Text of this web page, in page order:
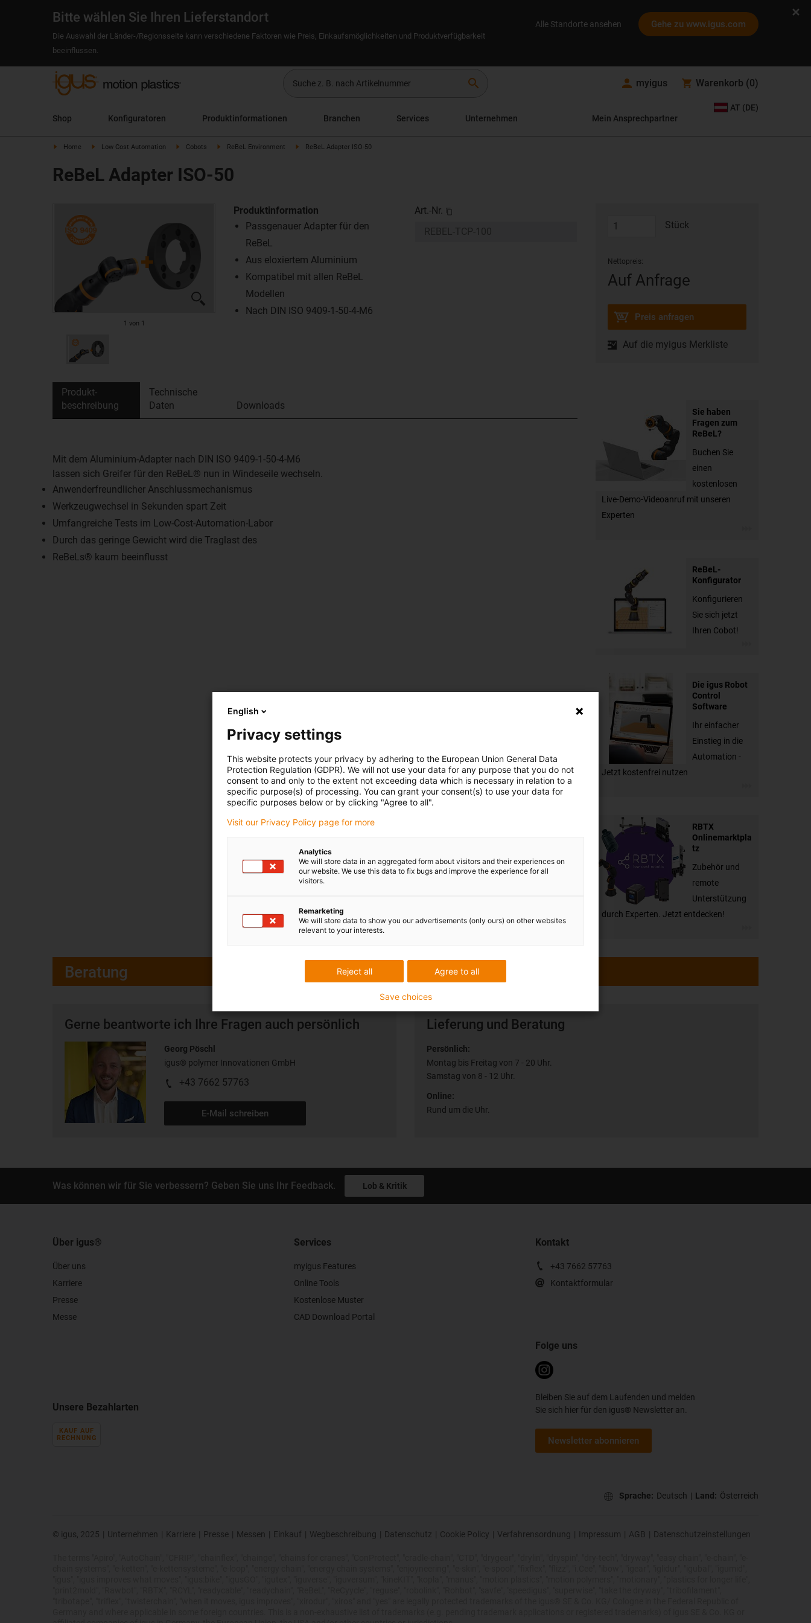
Bitte wählen Sie Ihren Lieferstandort
Die Auswahl der Länder-/Regionsseite kann verschiedene Faktoren wie Preis, Einkaufsmöglichkeiten und Produktverfügbarkeit
beeinflussen.
Alle Standorte ansehen Gehe zu www.igus.com
search myigus Warenkorb (0)
Shop Konfiguratoren Produktinformationen Branchen Services Unternehmen Mein Ansprechpartner
AT (DE)
Home Low Cost Automation Cobots ReBeL Environment ReBeL Adapter ISO-50
ReBeL Adapter ISO-50
1 von 1
Produktinformation
Passgenauer Adapter für den
ReBeL
Aus eloxiertem Aluminium
Kompatibel mit allen ReBeL
Modellen
Nach DIN ISO 9409-1-50-4-M6
Art.-Nr.
Stück
Nettopreis:
Auf Anfrage
Preis anfragen
Auf die myigus Merkliste
Sie haben
Fragen zum
ReBeL?
Buchen Sie
einen
kostenlosen
Live-Demo-Videoanruf mit unseren
Experten
ReBeL-
Konfigurator
Konfigurieren
Sie sich jetzt
Ihren Cobot!
Die igus Robot
Control
Software
Ihr einfacher
Einstieg in die
Automation -
Jetzt kostenfrei nutzen
RBTX
Onlinemarktpla
tz
Zubehör und
remote
Unterstützung
durch Experten. Jetzt entdecken!
Produkt­
beschreibung
Technische
Daten
Downloads
Mit dem Aluminium-Adapter nach DIN ISO 9409-1-50-4-M6
lassen sich Greifer für den ReBeL® nun in Windeseile wechseln.
Anwenderfreundlicher Anschlussmechanismus
Werkzeugwechsel in Sekunden spart Zeit
Umfangreiche Tests im Low-Cost-Automation-Labor
Durch das geringe Gewicht wird die Traglast des
ReBeLs® kaum beeinflusst
Beratung
Gerne beantworte ich Ihre Fragen auch persönlich
Georg Pöschl
igus® polymer Innovationen GmbH
+43 7662 57763
E-Mail schreiben
Lieferung und Beratung
Persönlich:
Montag bis Freitag von 7 - 20 Uhr.
Samstag von 8 - 12 Uhr.
Online:
Rund um die Uhr.
Was können wir für Sie verbessern? Geben Sie uns Ihr Feedback. Lob & Kritik
Über igus®
Über uns
Karriere
Presse
Messe
Services
myigus Features
Online Tools
Kostenlose Muster
CAD Download Portal
Kontakt
+43 7662 57763
Kontaktformular
Unsere Bezahlarten
KAUF AUF
RECHNUNG
Folge uns
Bleiben Sie auf dem Laufenden und melden
Sie sich hier für den igus® Newsletter an.
Newsletter abonnieren
Sprache: Deutsch | Land: Österreich
© igus, 2025 | Unternehmen | Karriere | Presse | Messen | Einkauf | Wegbeschreibung | Datenschutz | Cookie Policy | Verfahrensordnung | Impressum | AGB | Datenschutzeinstellungen
English
Privacy settings
This website protects your privacy by adhering to the European Union General Data
Protection Regulation (GDPR). We will not use your data for any purpose that you do not
consent to and only to the extent not exceeding data which is necessary in relation to a
specific purpose(s) of processing. You can grant your consent(s) to use your data for
specific purposes below or by clicking "Agree to all".
Visit our Privacy Policy page for more
Analytics
We will store data in an aggregated form about visitors and their experiences on
our website. We use this data to fix bugs and improve the experience for all
visitors.
Remarketing
We will store data to show you our advertisements (only ours) on other websites
relevant to your interests.
Agree to all
Reject all
Save choices